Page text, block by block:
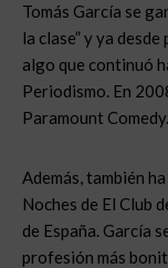
Tomás García se
la clase” y ya
algo que continuó
Periodismo. En
Paramount Comedy.
Además, también
Noches de El Club
de España. García
profesión más